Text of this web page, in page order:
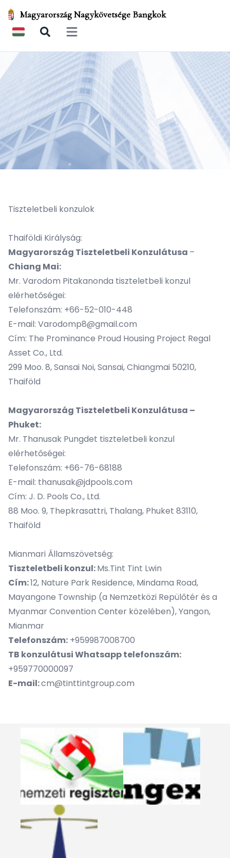
Magyarország Nagykövetsége Bangkok
Open main menu
Tiszteletbeli konzulok
Thaiföldi Királyság:
Magyarország Tiszteletbeli Konzulátusa –
Chiang Mai:
Mr. Varodom Pitakanonda tiszteletbeli konzul
elérhetőségei:
Telefonszám: +66-52-010-448
E-mail: Varodomp8@gmail.com
Cím: The Prominance Proud Housing Project Regal
Asset Co., Ltd.
299 Moo. 8, Sansai Noi, Sansai, Chiangmai 50210,
Thaiföld
Magyarország Tiszteletbeli Konzulátusa –
Phuket:
Mr. Thanusak Pungdet tiszteletbeli konzul
elérhetőségei:
Telefonszám: +66-76-68188
E-mail: thanusak@jdpools.com
Cím: J. D. Pools Co., Ltd.
88 Moo. 9, Thepkrasattri, Thalang, Phuket 83110,
Thaiföld
Mianmari Államszövetség:
Tiszteletbeli konzul:Ms.Tint Tint Lwin
Cím:12, Nature Park Residence, Mindama Road,
Mayangone Township (a Nemzetközi Repülőtér és a
Myanmar Convention Center közelében), Yangon,
Mianmar
Telefonszám: +959987008700
TB konzulátusi Whatsapp telefonszám:
+959770000097
E-mail:cm@tinttintgroup.com